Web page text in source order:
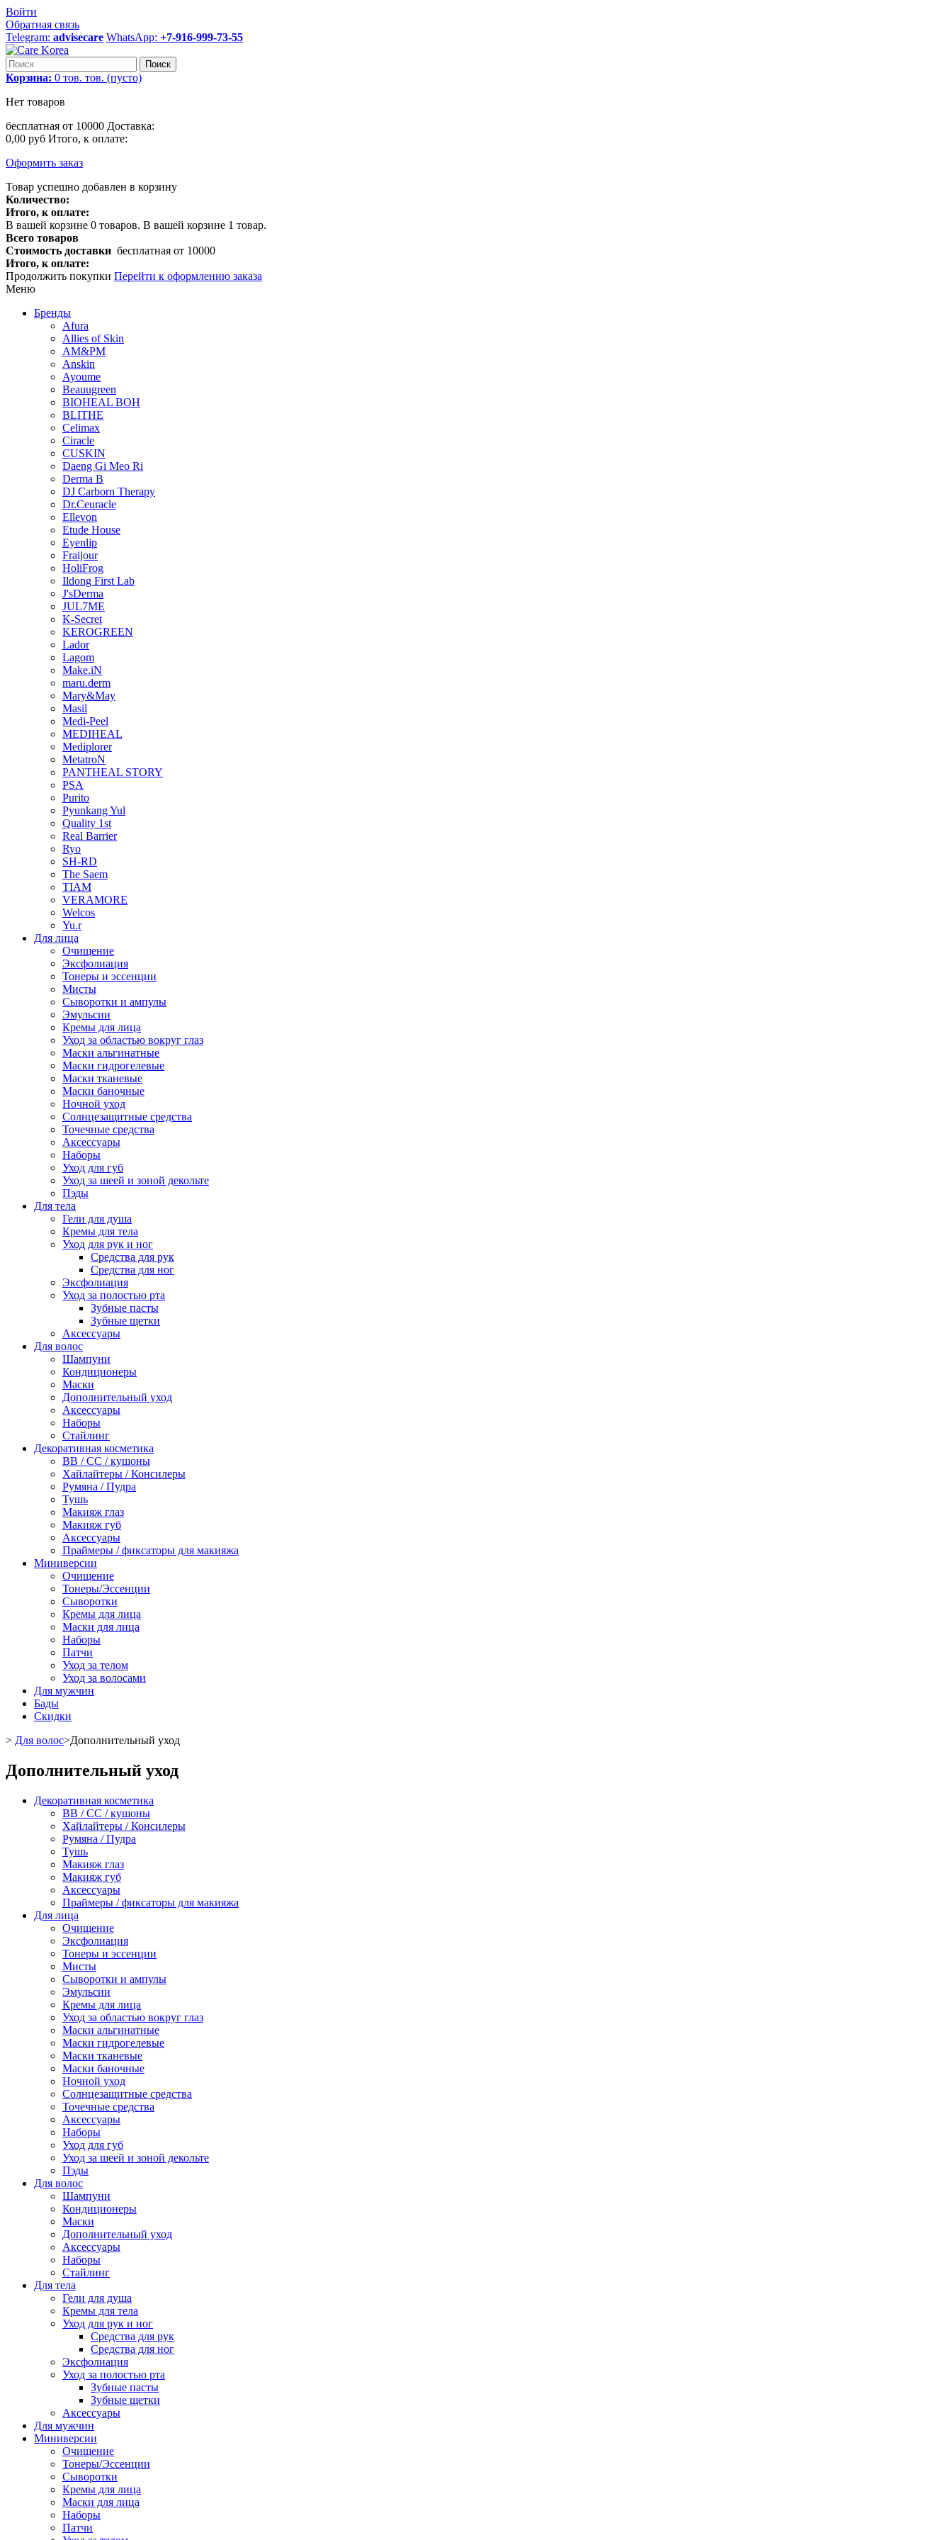
Войти
Обратная связь
Telegram: advisecare WhatsApp: +7-916-999-73-55
Поиск
Корзина: 0 тов. тов. (пусто)
Нет товаров
бесплатная от 10000 Доставка:
0,00 руб Итого, к оплате:
Оформить заказ
Товар успешно добавлен в корзину
Количество:
Итого, к оплате:
В вашей корзине 0 товаров. В вашей корзине 1 товар.
Всего товаров
Стоимость доставки бесплатная от 10000
Итого, к оплате:
Продолжить покупки Перейти к оформлению заказа
Меню
Бренды
Afura
Allies of Skin
AM&PM
Anskin
Ayoume
Beauugreen
BIOHEAL BOH
BLITHE
Celimax
Ciracle
CUSKIN
Daeng Gi Meo Ri
Derma B
DJ Carborn Therapy
Dr.Ceuracle
Ellevon
Etude House
Eyenlip
Fraijour
HoliFrog
Ildong First Lab
J'sDerma
JUL7ME
K-Secret
KEROGREEN
Lador
Lagom
Make.iN
maru.derm
Mary&May
Masil
Medi-Peel
MEDIHEAL
Mediplorer
MetatroN
PANTHEAL STORY
PSA
Purito
Pyunkang Yul
Quality 1st
Real Barrier
Ryo
SH-RD
The Saem
TIAM
VERAMORE
Welcos
Yu.r
Для лица
Очищение
Эксфолиация
Тонеры и эссенции
Мисты
Сыворотки и ампулы
Эмульсии
Кремы для лица
Уход за областью вокруг глаз
Маски альгинатные
Маски гидрогелевые
Маски тканевые
Маски баночные
Ночной уход
Солнцезащитные средства
Точечные средства
Аксессуары
Наборы
Уход для губ
Уход за шеей и зоной декольте
Пэды
Для тела
Гели для душа
Кремы для тела
Уход для рук и ног
Средства для рук
Средства для ног
Эксфолиация
Уход за полостью рта
Зубные пасты
Зубные щетки
Аксессуары
Для волос
Шампуни
Кондиционеры
Маски
Дополнительный уход
Аксессуары
Наборы
Стайлинг
Декоративная косметика
BB / CC / кушоны
Хайлайтеры / Консилеры
Румяна / Пудра
Тушь
Макияж глаз
Макияж губ
Аксессуары
Праймеры / фиксаторы для макияжа
Миниверсии
Очищение
Тонеры/Эссенции
Сыворотки
Кремы для лица
Маски для лица
Наборы
Патчи
Уход за телом
Уход за волосами
Для мужчин
Бады
Скидки
> Для волос>Дополнительный уход
Дополнительный уход
Декоративная косметика
BB / CC / кушоны
Хайлайтеры / Консилеры
Румяна / Пудра
Тушь
Макияж глаз
Макияж губ
Аксессуары
Праймеры / фиксаторы для макияжа
Для лица
Очищение
Эксфолиация
Тонеры и эссенции
Мисты
Сыворотки и ампулы
Эмульсии
Кремы для лица
Уход за областью вокруг глаз
Маски альгинатные
Маски гидрогелевые
Маски тканевые
Маски баночные
Ночной уход
Солнцезащитные средства
Точечные средства
Аксессуары
Наборы
Уход для губ
Уход за шеей и зоной декольте
Пэды
Для волос
Шампуни
Кондиционеры
Маски
Дополнительный уход
Аксессуары
Наборы
Стайлинг
Для тела
Гели для душа
Кремы для тела
Уход для рук и ног
Средства для рук
Средства для ног
Эксфолиация
Уход за полостью рта
Зубные пасты
Зубные щетки
Аксессуары
Для мужчин
Миниверсии
Очищение
Тонеры/Эссенции
Сыворотки
Кремы для лица
Маски для лица
Наборы
Патчи